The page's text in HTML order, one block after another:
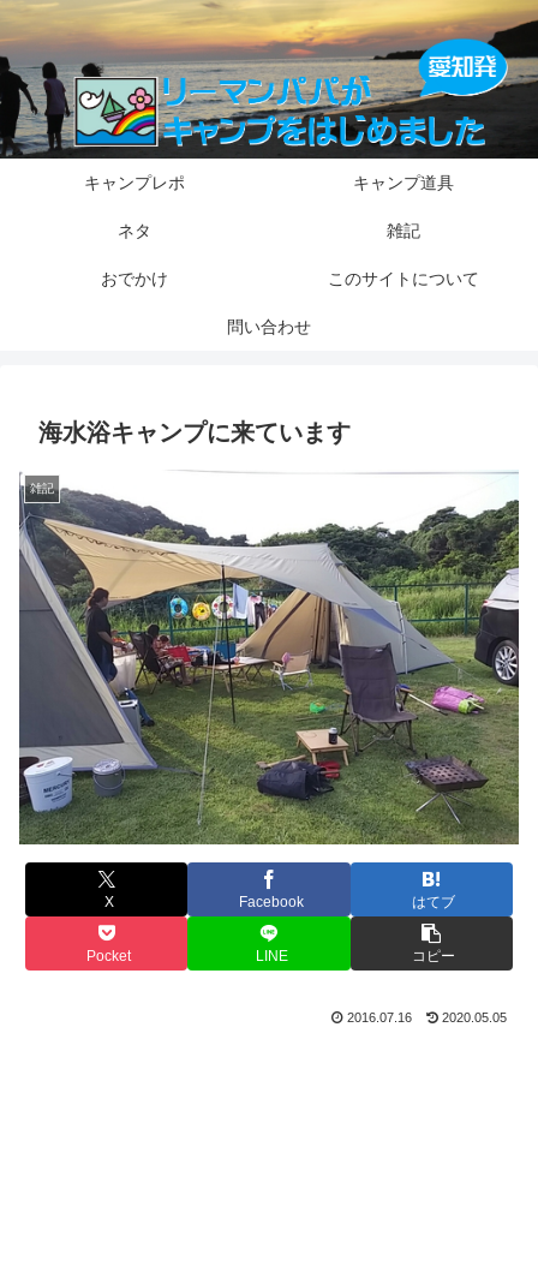
キャンプレポ キャンプ道具
ネタ 雑記
おでかけ このサイトについて
問い合わせ
海水浴キャンプに来ています
雑記
X Facebook はてブ
Pocket LINE コピー
2016.07.16 2020.05.05